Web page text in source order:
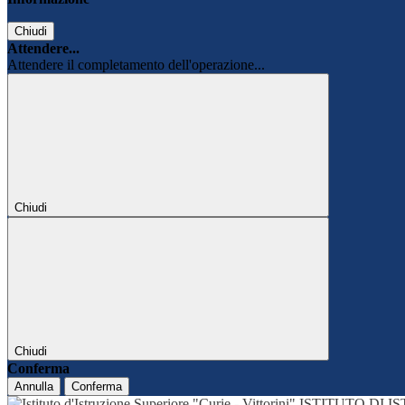
Chiudi
Attendere...
Attendere il completamento dell'operazione...
Chiudi
Chiudi
Conferma
Annulla Conferma